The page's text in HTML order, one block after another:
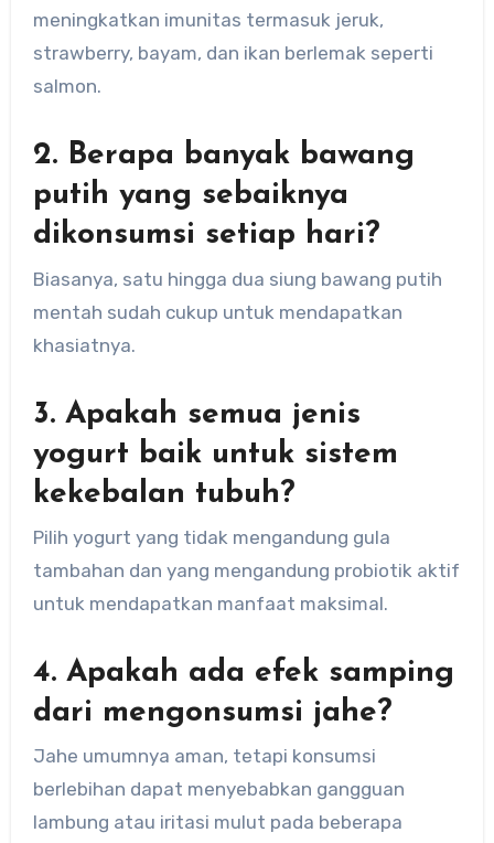
meningkatkan imunitas termasuk jeruk,
strawberry, bayam, dan ikan berlemak seperti
salmon.
2. Berapa banyak bawang
putih yang sebaiknya
dikonsumsi setiap hari?
Biasanya, satu hingga dua siung bawang putih
mentah sudah cukup untuk mendapatkan
khasiatnya.
3. Apakah semua jenis
yogurt baik untuk sistem
kekebalan tubuh?
Pilih yogurt yang tidak mengandung gula
tambahan dan yang mengandung probiotik aktif
untuk mendapatkan manfaat maksimal.
4. Apakah ada efek samping
dari mengonsumsi jahe?
Jahe umumnya aman, tetapi konsumsi
berlebihan dapat menyebabkan gangguan
lambung atau iritasi mulut pada beberapa